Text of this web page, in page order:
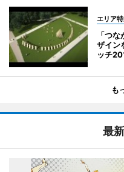
エリア
「つ
ザイン
ッチ
も
最